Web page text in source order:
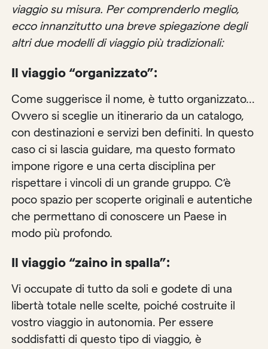
viaggio su misura. Per comprenderlo meglio,
ecco innanzitutto una breve spiegazione degli
altri due modelli di viaggio più tradizionali:
Il viaggio “organizzato”:
Come suggerisce il nome, è tutto organizzato…
Ovvero si sceglie un itinerario da un catalogo,
con destinazioni e servizi ben definiti. In questo
caso ci si lascia guidare, ma questo formato
impone rigore e una certa disciplina per
rispettare i vincoli di un grande gruppo. C’è
poco spazio per scoperte originali e autentiche
che permettano di conoscere un Paese in
modo più profondo.
Il viaggio “zaino in spalla”:
Vi occupate di tutto da soli e godete di una
libertà totale nelle scelte, poiché costruite il
vostro viaggio in autonomia. Per essere
soddisfatti di questo tipo di viaggio, è